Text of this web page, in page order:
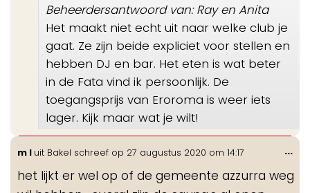
Beheerdersantwoord van: Ray en Anita
Het maakt niet echt uit naar welke club je
gaat. Ze zijn beide expliciet voor stellen en
hebben DJ en bar. Het eten is wat beter
in de Fata vind ik persoonlijk. De
toegangsprijs van Eroroma is weer iets
lager. Kijk maar wat je wilt!
m l uit Bakel schreef op 27 augustus 2020 om 14:17
het lijkt er wel op of de gemeente azzurra weg
...